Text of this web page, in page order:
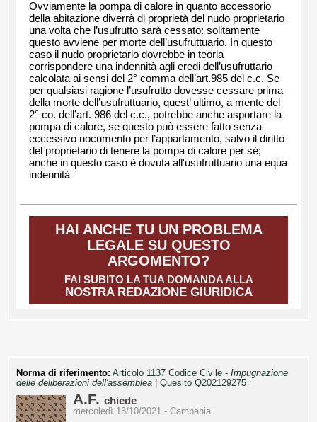
Ovviamente la pompa di calore in quanto accessorio
della abitazione diverrà di proprietà del nudo proprietario
una volta che l’usufrutto sarà cessato: solitamente
questo avviene per morte dell’usufruttuario. In questo
caso il nudo proprietario dovrebbe in teoria
corrispondere una indennità agli eredi dell’usufruttario
calcolata ai sensi del 2° comma dell’art.985 del c.c. Se
per qualsiasi ragione l’usufrutto dovesse cessare prima
della morte dell’usufruttuario, quest’ ultimo, a mente del
2° co. dell’art. 986 del c.c., potrebbe anche asportare la
pompa di calore, se questo può essere fatto senza
eccessivo nocumento per l’appartamento, salvo il diritto
del proprietario di tenere la pompa di calore per sé;
anche in questo caso è dovuta all'usufruttuario una equa
indennità
HAI ANCHE TU UN PROBLEMA
LEGALE SU QUESTO
ARGOMENTO?
FAI SUBITO LA TUA DOMANDA ALLA
NOSTRA REDAZIONE GIURIDICA
Norma di riferimento: Articolo 1137 Codice Civile - Impugnazione
delle deliberazioni dell'assemblea
Quesito Q202129275
A.F. chiede
mercoledì 13/10/2021 - Campania